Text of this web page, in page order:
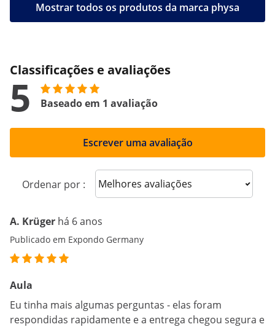
Mostrar todos os produtos da marca physa
Classificações e avaliações
5 Baseado em 1 avaliação
Escrever uma avaliação
Ordenar por : Sort reviews
A. Krüger há 6 anos
Publicado em Expondo Germany
Aula
Eu tinha mais algumas perguntas - elas foram
respondidas rapidamente e a entrega chegou segura e